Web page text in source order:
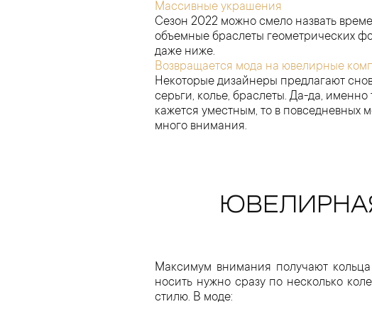
Массивные украшения
Сезон 2022 можно смело назвать
объемные браслеты геометрических
даже ниже.
Возвращается мода на ювелирные
Некоторые дизайнеры предлагают
серьги, колье, браслеты. Да-да,
кажется уместным, то в повседневных
много внимания.
Максимум внимания получают
носить нужно сразу по несколько
стилю. В моде: